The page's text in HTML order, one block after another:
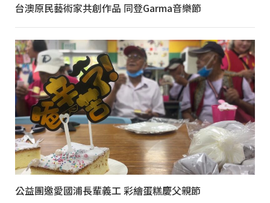
台澳原民藝術家共創作品 同登Garma音樂節
公益團邀愛國浦長輩義工 彩繪蛋糕慶父親節